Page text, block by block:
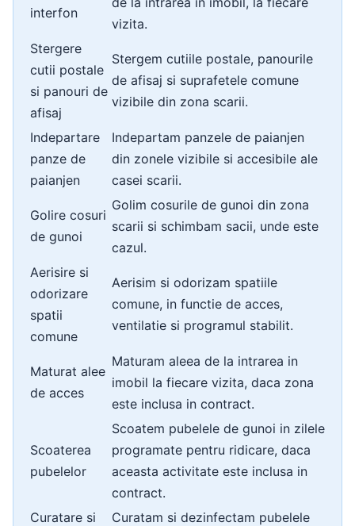
interfon
vizita.
Stergere
cutii postale
si panouri de
afisaj
Stergem cutiile postale, panourile
de afisaj si suprafetele comune
vizibile din zona scarii.
Indepartare
panze de
paianjen
Indepartam panzele de paianjen
din zonele vizibile si accesibile ale
casei scarii.
Golire cosuri
de gunoi
Golim cosurile de gunoi din zona
scarii si schimbam sacii, unde este
cazul.
Aerisire si
odorizare
spatii
comune
Aerisim si odorizam spatiile
comune, in functie de acces,
ventilatie si programul stabilit.
Maturat alee
de acces
Maturam aleea de la intrarea in
imobil la fiecare vizita, daca zona
este inclusa in contract.
Scoaterea
pubelelor
Scoatem pubelele de gunoi in zilele
programate pentru ridicare, daca
aceasta activitate este inclusa in
contract.
Curatare si
Curatam si dezinfectam pubelele